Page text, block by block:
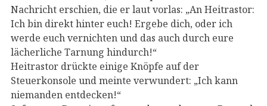
Nachricht erschien, die er laut vorlas: „An Heitrastor:
Ich bin direkt hinter euch! Ergebe dich, oder ich
werde euch vernichten und das auch durch eure
lächerliche Tarnung hindurch!“
Heitrastor drückte einige Knöpfe auf der
Steuerkonsole und meinte verwundert: „Ich kann
niemanden entdecken!“